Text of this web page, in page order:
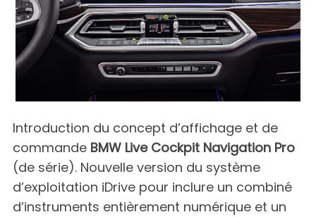
Introduction du concept d’affichage et de
commande BMW Live Cockpit Navigation Pro
(de série). Nouvelle version du système
d’exploitation iDrive pour inclure un combiné
d’instruments entièrement numérique et un